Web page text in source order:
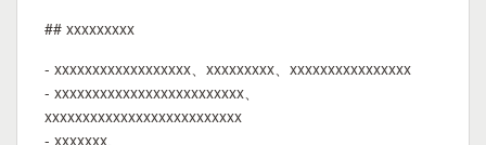
## xxxxxxxxx
- xxxxxxxxxxxxxxxxxx、xxxxxxxxx、xxxxxxxxxxxxxxxx
- xxxxxxxxxxxxxxxxxxxxxxxxx、
xxxxxxxxxxxxxxxxxxxxxxxxxx
- xxxxxxx、